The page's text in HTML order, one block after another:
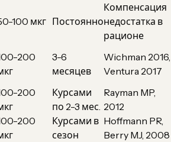
100 мкг Постоянно
Компенсация
недостатка в
рационе
200
3-6
месяцев
Wichman 2016,
Ventura 2017
200
Курсами
по 2-3 мес.
Rayman MP,
2012
200
Курсами в
сезон
Hoffmann PR,
Berry MJ, 2008